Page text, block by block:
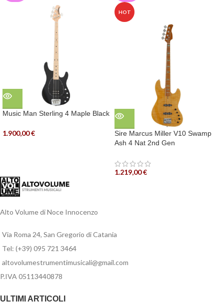
Music Man Sterling 4 Maple Black
1.900,00€
HOT
Sire Marcus Miller V10 Swamp
Ash 4 Nat 2nd Gen
1.219,00€
Alto Volume di Noce Innocenzo
Via Roma 24, San Gregorio di Catania
Tel: (+39) 095 721 3464
altovolumestrumentimusicali@gmail.com
P.IVA 05113440878
ULTIMI ARTICOLI